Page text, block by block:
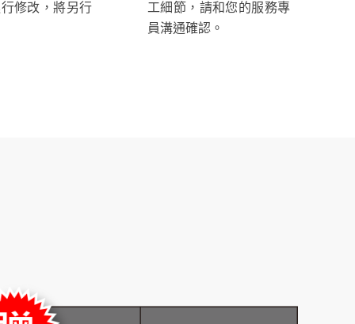
修改，將另行
工細節，請和您的服務專
員溝通確認。